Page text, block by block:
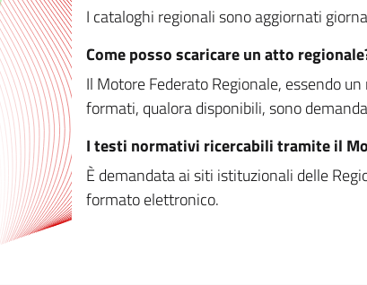
I cataloghi regionali sono aggiornati
Come posso scaricare un atto
Il Motore Federato Regionale, essendo
formati, qualora disponibili, sono
I testi normativi ricercabili tramite il
È demandata ai siti istituzionali delle
formato elettronico.